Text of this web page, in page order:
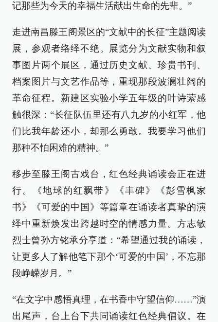
记那些为今天的幸福生活献出生命的先辈。”
走进南昌滕王阁景区的“文献中的长征”主题阅读
展，参观者络绎不绝。展览分为文献实物和叙
事图片两个展区，通过历史文献、珍贵书刊、
档案图片与文艺作品等，重现那段波澜壮阔的
革命征程。新建区实验小学五年级的叶诗萦感
触很深：“长征队伍里还有八九岁的小红军，他
们比我年龄还小，却那么勇敢。我要学习他们
那种不怕困难的精神。”
移步至滕王阁古戏台，红色经典诵读会正在进
行。《地球的红飘带》《丰碑》《彭雪枫家
书》《可爱的中国》等篇章在诵读者真挚的演
绎中重新焕发出跨越时空的情感力量。方志敏
烈士曾孙方铭承分享道：“希望通过我的诵读，
让更多人了解他笔下那个‘可爱的中国’，不忘那
段峥嵘岁月。”
“在文字中感悟真理，在书香中守望信仰……”演
出尾声，台上台下共同诵读红色经典倡议。在